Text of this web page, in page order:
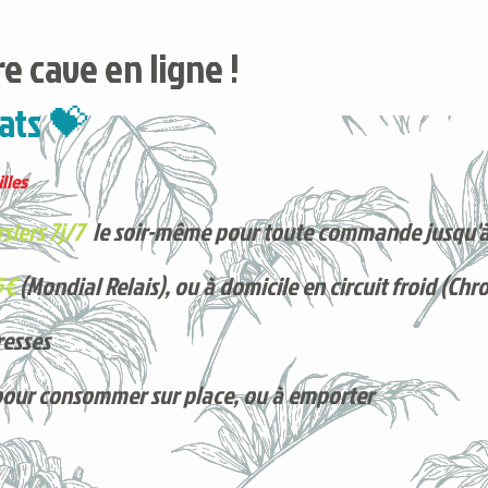
cave en ligne !
💝
7j/7le soir-même pour toute commande
(Mondial Relais), ou à domicile en circuit froid
consommer sur place, ou à emporter